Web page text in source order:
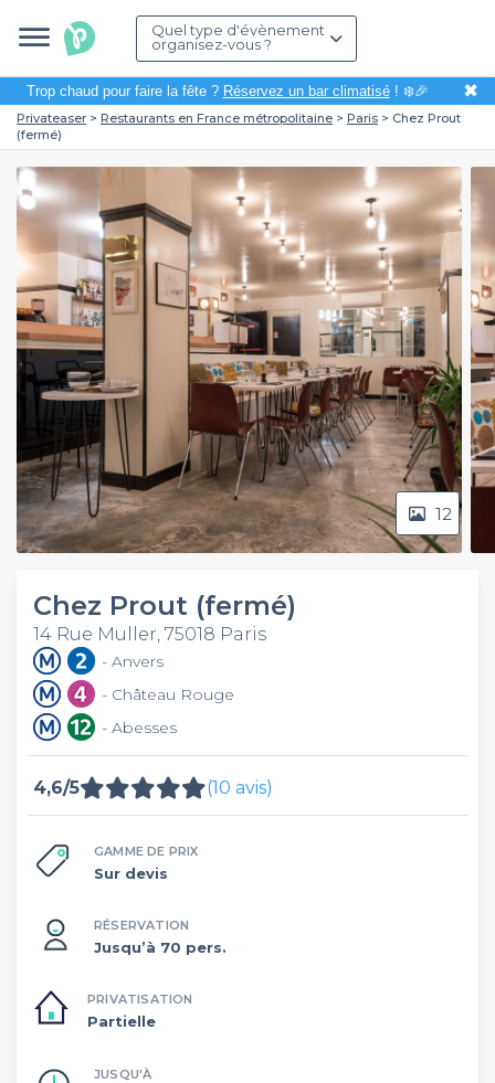
Quel type d'évènement
organisez-vous ?
Trop chaud pour faire la fête ? Réservez un bar climatisé! ❄️🎉 ✖
Privateaser Restaurants en France métropolitaine Paris
Chez Prout
(fermé)
12
Chez Prout (fermé)
14 Rue Muller, 75018 Paris
- Anvers
- Château Rouge
- Abesses
4,6/5 (10 avis)
GAMME DE PRIX
Sur devis
RÉSERVATION
Jusqu’à 70 pers.
PRIVATISATION
Partielle
JUSQU'À